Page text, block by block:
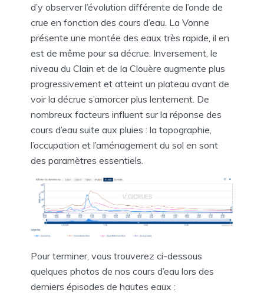
d’y observer l’évolution différente de l’onde de
crue en fonction des cours d’eau. La Vonne
présente une montée des eaux très rapide, il en
est de même pour sa décrue. Inversement, le
niveau du Clain et de la Clouère augmente plus
progressivement et atteint un plateau avant de
voir la décrue s’amorcer plus lentement. De
nombreux facteurs influent sur la réponse des
cours d’eau suite aux pluies : la topographie,
l’occupation et l’aménagement du sol en sont
des paramètres essentiels.
Pour terminer, vous trouverez ci-dessous
quelques photos de nos cours d’eau lors des
derniers épisodes de hautes eaux :